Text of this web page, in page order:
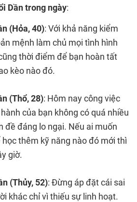
Dần trong ngày:
(Hỏa, 40): Với khả năng kiểm
mệnh làm chủ mọi tình hình
thời điểm để bạn hoàn tất
kèo nào đó.
(Thổ, 28): Hôm nay công việc
của bạn không có quá nhiều
đề đáng lo ngại. Nếu ai muốn
thêm kỹ năng nào đó mới thì
giờ.
(Thủy, 52): Đừng áp đặt cái sai
khác chỉ vì thiếu sự linh hoạt.